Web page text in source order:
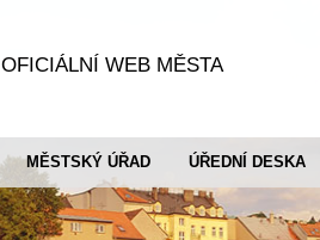
OFICIÁLNÍ WEB MĚSTA
MĚSTSKÝ ÚŘAD ÚŘEDNÍ DESKA